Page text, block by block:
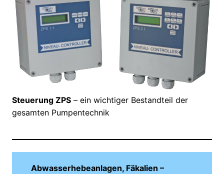
Steuerung ZPS – ein wichtiger Bestandteil der
gesamten Pumpentechnik
Abwasserhebeanlagen, Fäkalien –